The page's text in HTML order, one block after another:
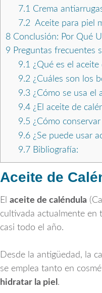
7.1 Crema
7.2 Aceite para piel
8 Conclusión: Por Qué
9 Preguntas frecuentes
9.1 ¿Qué es el
9.2 ¿Cuáles son los
9.3¿Cómo se usa el
9.4¿El aceite de
9.5 ¿Cómo
9.6¿Se puede usar
9.7Bibliografía:
Aceite de
El aceite de caléndula
cultivada actualmente en
casi todo el año.
Desde la antigüedad, la
se emplea tanto en
hidratar la piel .